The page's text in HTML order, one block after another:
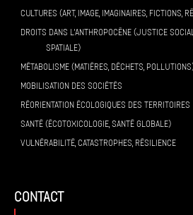
CULTURES (ART, IMAGE, IMAGINAIRES, FICTIONS,
DROITS DANS L’ANTHROPOCÈNE (JUSTICE
SPATIALE)
MÉTABOLISME (MATIÈRES, DÉCHETS,
MOBILISATION DES SOCIÉTÉS
RÉORIENTATION ÉCOLOGIQUES DES TERRITOIRES
SANTÉ (ÉCOTOXICOLOGIE, SANTÉ GLOBALE)
VULNÉRABILITÉ, CATASTROPHES, RÉSILIENCE
contact